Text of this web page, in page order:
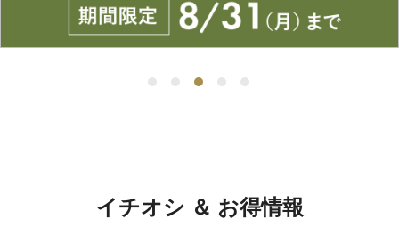
イチオシ ＆ お得情報